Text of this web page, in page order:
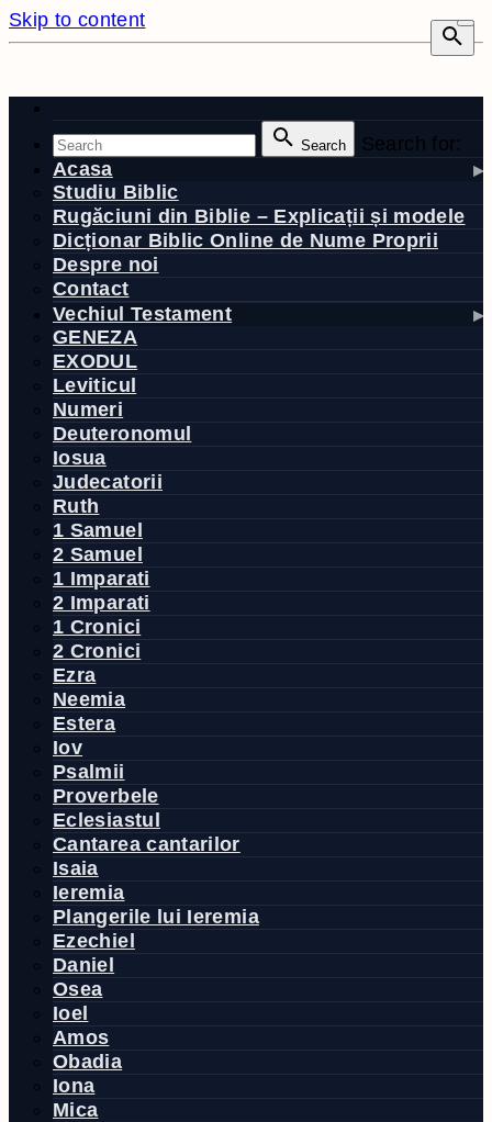
Skip to content
Search
Search for:
Acasa
Studiu Biblic
Rugăciuni din Biblie – Explicații și modele
Dicționar Biblic Online de Nume Proprii
Despre noi
Contact
Vechiul Testament
GENEZA
EXODUL
Leviticul
Numeri
Deuteronomul
Iosua
Judecatorii
Ruth
1 Samuel
2 Samuel
1 Imparati
2 Imparati
1 Cronici
2 Cronici
Ezra
Neemia
Estera
Iov
Psalmii
Proverbele
Eclesiastul
Cantarea cantarilor
Isaia
Ieremia
Plangerile lui Ieremia
Ezechiel
Daniel
Osea
Ioel
Amos
Obadia
Iona
Mica